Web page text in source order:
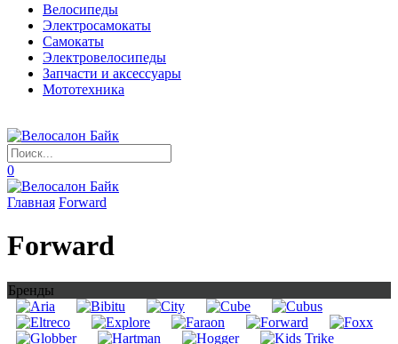
Велосипеды
Электросамокаты
Самокаты
Электровелосипеды
Запчасти и аксессуары
Мототехника
0
Главная Forward
Forward
Бренды